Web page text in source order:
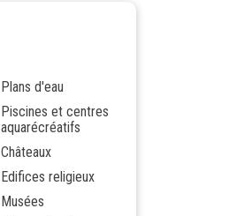
Plans d'eau
Piscines et centres
aquarécréatifs
Châteaux
Edifices religieux
Musées